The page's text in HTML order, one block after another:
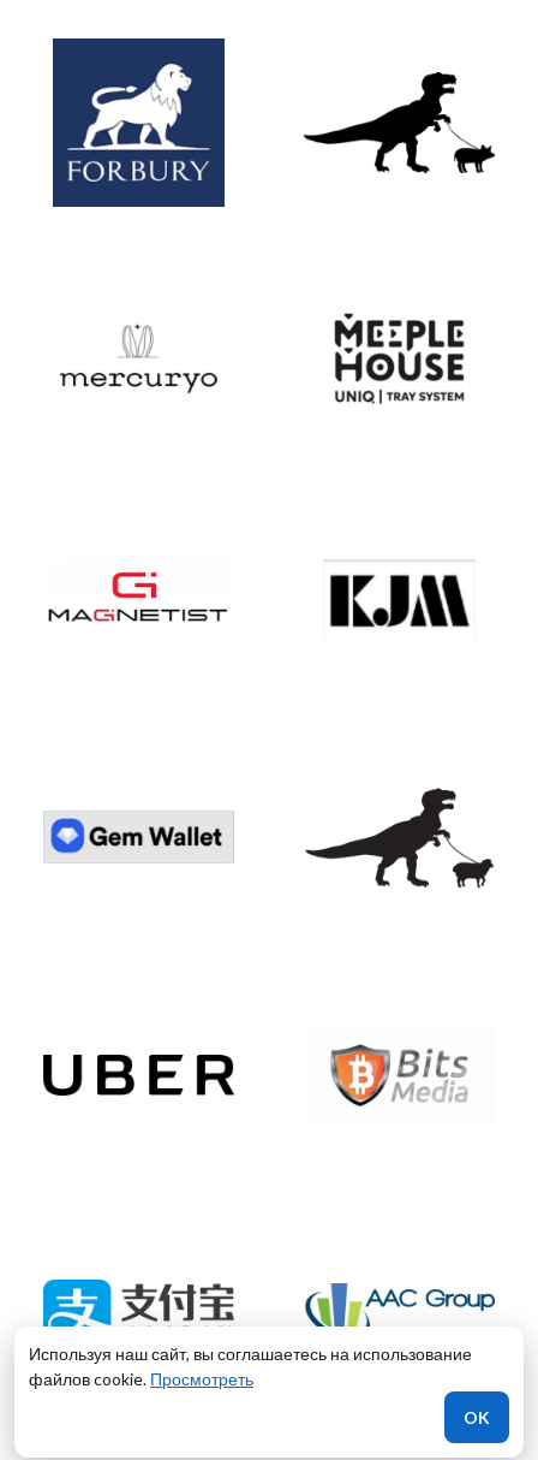
Используя наш сайт, вы соглашаетесь на использование
файлов cookie. Просмотреть
OK